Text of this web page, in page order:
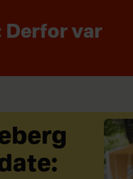
Derfor var